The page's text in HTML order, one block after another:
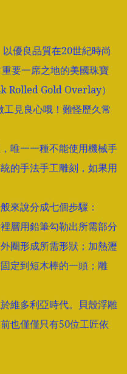
優良品質在20世紀時尚
要一席之地的美國珠寶
Rolled Gold Overlay）
見良心哦！難怪歷久常
唯一一種不能使用機械手
的手法手工雕刻，如果用
來說分成七個步驟：
層用鉛筆勾勒出所需部分
圈形成所需形狀；加熱瀝
定到短木棒的一頭；雕
維多利亞時代。貝殼浮雕
也僅僅只有50位工匠依